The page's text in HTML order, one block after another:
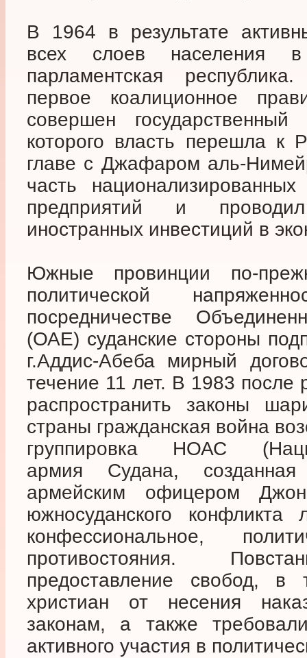
В 1964 в результате
всех слоев населения в
парламентская
первое коалиционное
совершен
которого власть перешла к
главе с Джафаром аль-
часть
предприятий и
иностранных инвестиций в
Южные провинции по-
политической
посредничестве
(ОАЕ) суданские стороны
г.Аддис-Абеба мирный
течение 11 лет. В 1983 после
распространить законы
страны гражданская война
группировка НОАС
армия Судана,
армейским офицером
южносуданского конфликта
конфессиональное,
противостояния.
предоставление свобод, в
христиан от несения
законам, а также
активного участия в